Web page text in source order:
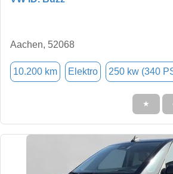
Aachen, 52068
10.200 km Elektro 250 kw (340
★